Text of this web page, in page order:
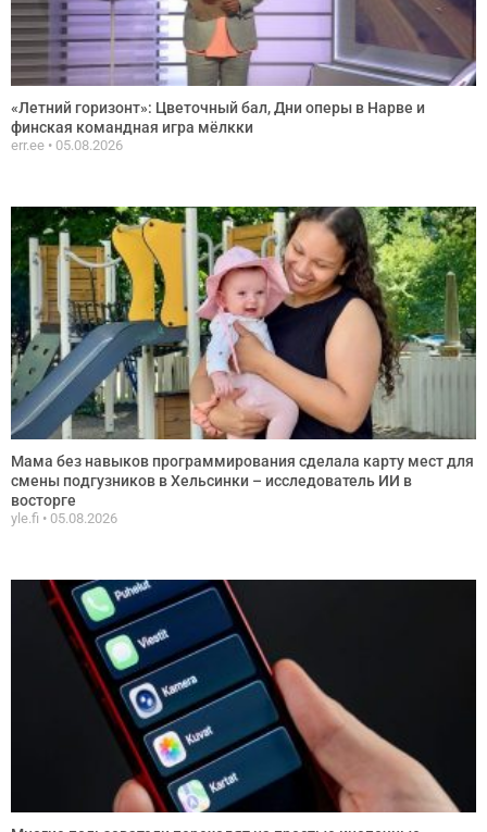
«Летний горизонт»: Цветочный бал, Дни оперы в Нарве и
финская командная игра мёлкки
err.ee 05.08.2026
Мама без навыков программирования сделала карту мест для
смены подгузников в Хельсинки – исследователь ИИ в
восторге
yle.fi 05.08.2026